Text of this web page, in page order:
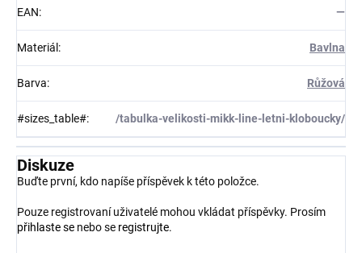
EAN: —
Materiál : Bavlna
Barva: Růžová
#sizes_table#: /tabulka-velikosti-mikk-line-letni-kloboucky/
Diskuze
Buďte první, kdo napíše příspěvek k této položce.
Pouze registrovaní uživatelé mohou vkládat příspěvky. Prosím
přihlaste se nebo se registrujte.